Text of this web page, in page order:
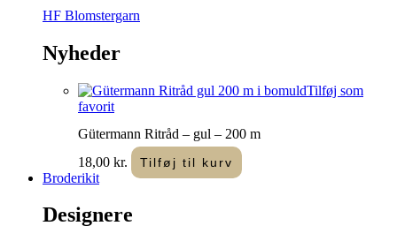
HF Blomstergarn
Nyheder
Tilføj som
favorit
Gütermann Ritråd – gul – 200 m
18,00 kr. Tilføj til kurv
Broderikit
Designere